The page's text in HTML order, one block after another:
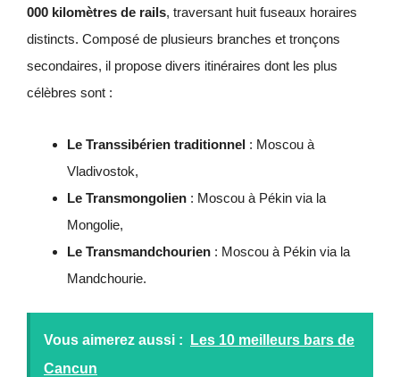
000 kilomètres de rails, traversant huit fuseaux horaires
distincts. Composé de plusieurs branches et tronçons
secondaires, il propose divers itinéraires dont les plus
célèbres sont :
Le Transsibérien traditionnel : Moscou à
Vladivostok,
Le Transmongolien : Moscou à Pékin via la
Mongolie,
Le Transmandchourien : Moscou à Pékin via la
Mandchourie.
Vous aimerez aussi :
Les 10 meilleurs bars de
Cancun